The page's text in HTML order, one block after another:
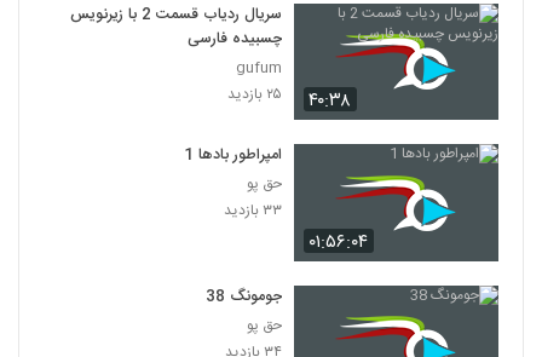
سریال افسانه دونگی ( 49)
50
سریال افسانه دونگی ( 50 )
سریال افسانه دونگی ( 51)
۴۱۹ بازدید
سریال افسانه دونگی ( 52)
۴۰:۳۸
سریال ردیاب قسمت 2 با زیرنویس
چسبیده فارسی
gufum
۲۵ بازدید
۰۱:۵۶:۰۴
امپراطور بادها 1
حق پو
۳۳ بازدید
جومونگ 38
حق پو
۳۴ بازدید